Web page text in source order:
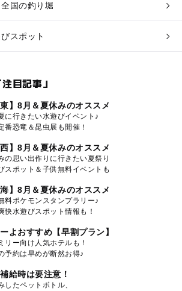
国の釣り堀
スポット
目記事」
東】8月＆夏休みのオススメ
に行きたい水遊びイベント♪
番恐竜＆昆虫展も開催！
西】8月＆夏休みのオススメ
の思い出作りに行きたい夏祭り
スポット＆子供無料イベントも
海】8月＆夏休みのオススメ
料ポケモンスタンプラリー♪
快水遊びスポット情報も！
よおすすめ【早割プラン】
リー向け人気ホテルも！
予約は早めが断然お得♪
給時は要注意！
したペットボトル、